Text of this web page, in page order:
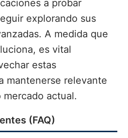
a probar
explorando sus
A medida que
es vital
estas
mantenerse relevante
actual.
(FAQ)